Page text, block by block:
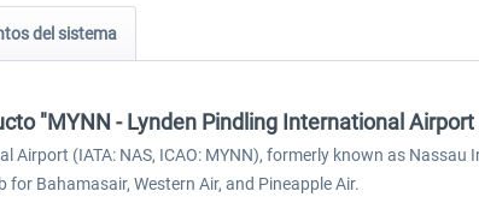
del sistema
"MYNN - Lynden Pindling International Airport
Airport (IATA: NAS, ICAO: MYNN), formerly known as
Bahamasair, Western Air, and Pineapple Air.